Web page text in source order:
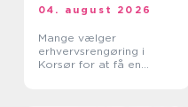
04. august 2026
Mange vælger
erhvervsrengøring i
Korsør for at få en